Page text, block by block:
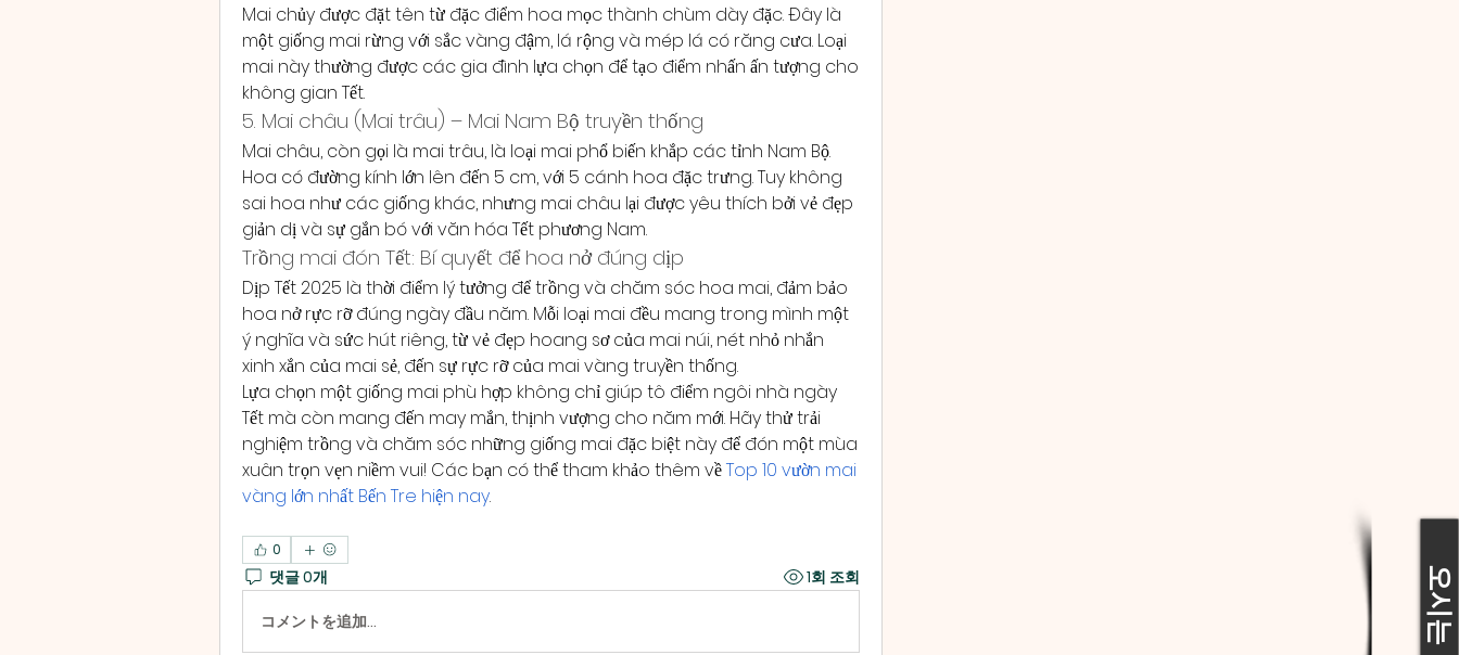
Mai chủy được đặt tên từ đặc điểm hoa mọc thành chùm dày đặc. Đây là
một giống mai rừng với sắc vàng đậm, lá rộng và mép lá có răng cưa. Loại
mai này thường được các gia đình lựa chọn để tạo điểm nhấn ấn tượng cho
không gian Tết.
5. Mai châu (Mai trâu) – Mai Nam Bộ truyền thống
Mai châu, còn gọi là mai trâu, là loại mai phổ biến khắp các tỉnh Nam Bộ.
Hoa có đường kính lớn lên đến 5 cm, với 5 cánh hoa đặc trưng. Tuy không
sai hoa như các giống khác, nhưng mai châu lại được yêu thích bởi vẻ đẹp
giản dị và sự gắn bó với văn hóa Tết phương Nam.
Trồng mai đón Tết: Bí quyết để hoa nở đúng dịp
Dịp Tết 2025 là thời điểm lý tưởng để trồng và chăm sóc hoa mai, đảm bảo
hoa nở rực rỡ đúng ngày đầu năm. Mỗi loại mai đều mang trong mình một
ý nghĩa và sức hút riêng, từ vẻ đẹp hoang sơ của mai núi, nét nhỏ nhắn
xinh xắn của mai sẻ, đến sự rực rỡ của mai vàng truyền thống.
Lựa chọn một giống mai phù hợp không chỉ giúp tô điểm ngôi nhà ngày
Tết mà còn mang đến may mắn, thịnh vượng cho năm mới. Hãy thử trải
nghiệm trồng và chăm sóc những giống mai đặc biệt này để đón một mùa
xuân trọn vẹn niềm vui! Các bạn có thể tham khảo thêm về Top 10 vườn mai
vàng lớn nhất Bến Tre hiện nay.
0
댓글 0개 1회 조회
コメントを追加… 오시는 길